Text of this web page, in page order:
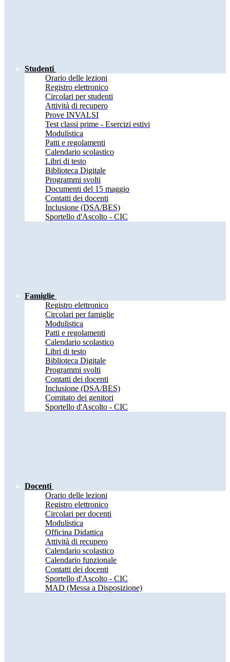
Studenti
Orario delle lezioni
Registro elettronico
Circolari per studenti
Attività di recupero
Prove INVALSI
Test classi prime - Esercizi estivi
Modulistica
Patti e regolamenti
Calendario scolastico
Libri di testo
Biblioteca Digitale
Programmi svolti
Documenti del 15 maggio
Contatti dei docenti
Inclusione (DSA/BES)
Sportello d'Ascolto - CIC
Famiglie
Registro elettronico
Circolari per famiglie
Modulistica
Patti e regolamenti
Calendario scolastico
Libri di testo
Biblioteca Digitale
Programmi svolti
Contatti dei docenti
Inclusione (DSA/BES)
Comitato dei genitori
Sportello d'Ascolto - CIC
Docenti
Orario delle lezioni
Registro elettronico
Circolari per docenti
Modulistica
Officina Didattica
Attività di recupero
Calendario scolastico
Calendario funzionale
Contatti dei docenti
Sportello d'Ascolto - CIC
MAD (Messa a Disposizione)